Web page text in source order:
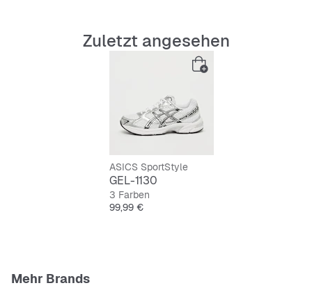
Schritt schützt.
Robust, flexibel und langlebig – perfekt für deine
Low-Cut Design mit Schnürverschluss für den
lässigen Look und sicheren Halt.
Zuletzt angesehen
ASICS SportStyle
GEL-1130
3 Farben
Preis
99,99 €
Mehr Brands